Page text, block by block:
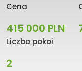
Cena
415 000 PLN
Liczba pokoi
2